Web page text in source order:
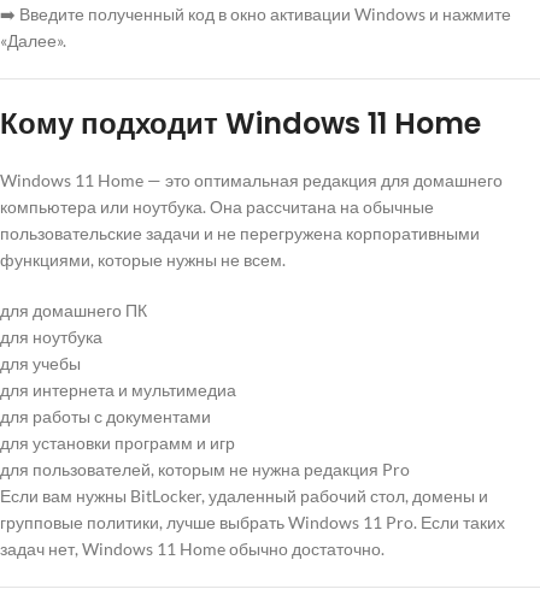
➡️ Введите полученный код в окно активации Windows и нажмите
«Далее».
Кому подходит Windows 11 Home
Windows 11 Home — это оптимальная редакция для домашнего
компьютера или ноутбука. Она рассчитана на обычные
пользовательские задачи и не перегружена корпоративными
функциями, которые нужны не всем.
для домашнего ПК
для ноутбука
для учебы
для интернета и мультимедиа
для работы с документами
для установки программ и игр
для пользователей, которым не нужна редакция Pro
Если вам нужны BitLocker, удаленный рабочий стол, домены и
групповые политики, лучше выбрать Windows 11 Pro. Если таких
задач нет, Windows 11 Home обычно достаточно.